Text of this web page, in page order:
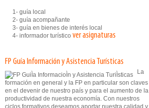
1- guía local
2- guía acompañante
3- guía en bienes de interés local
4- informador turístico ver asignaturas
FP Guía Información y Asistencia Turísticas
La
formación en general y la FP en particular son claves
en el devenir de nuestro país y para el aumento de la
productividad de nuestra economía. Con nuestros
ciclos formativos deseamos aportar nuestra calidad y